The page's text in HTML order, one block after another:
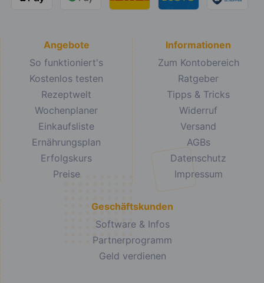
Angebote
So funktioniert's
Kostenlos testen
Rezeptwelt
Wochenplaner
Einkaufsliste
Ernährungsplan
Erfolgskurs
Preise
Informationen
Zum Kontobereich
Ratgeber
Tipps & Tricks
Widerruf
Versand
AGBs
Datenschutz
Impressum
Geschäftskunden
Software & Infos
Partnerprogramm
Geld verdienen